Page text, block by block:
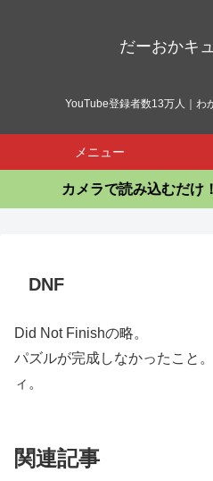
だーおかキ
YouTube登録者数13万人｜わ
メニュー
カメラで読み込むだけ
DNF
Did Not Finishの略。
パズルが完成しなかったこと
ィ。
関連記事